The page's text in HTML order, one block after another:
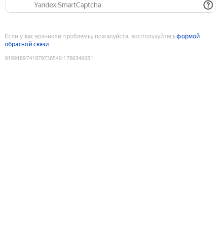
Yandex SmartCaptcha
Если у вас возникли проблемы, пожалуйста, воспользуйтесьформой
обратной связи
9199189741979736540:1786346051